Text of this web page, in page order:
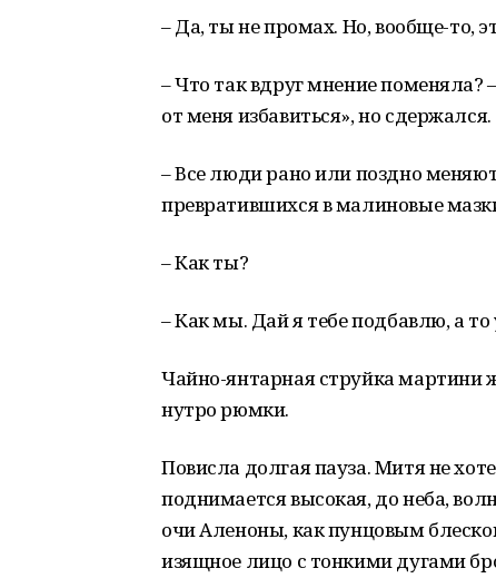
– Да, ты не промах. Но, вообще-то,
– Что так вдруг мнение поменяла?
от меня избавиться», но сдержался.
– Все люди рано или поздно
превратившихся в малиновые
– Как ты?
– Как мы. Дай я тебе подбавлю, а то
Чайно-янтарная струйка мартини
нутро рюмки.
Повисла долгая пауза. Митя не
поднимается высокая, до неба,
очи Аленоны, как пунцовым
изящное лицо с тонкими дугами